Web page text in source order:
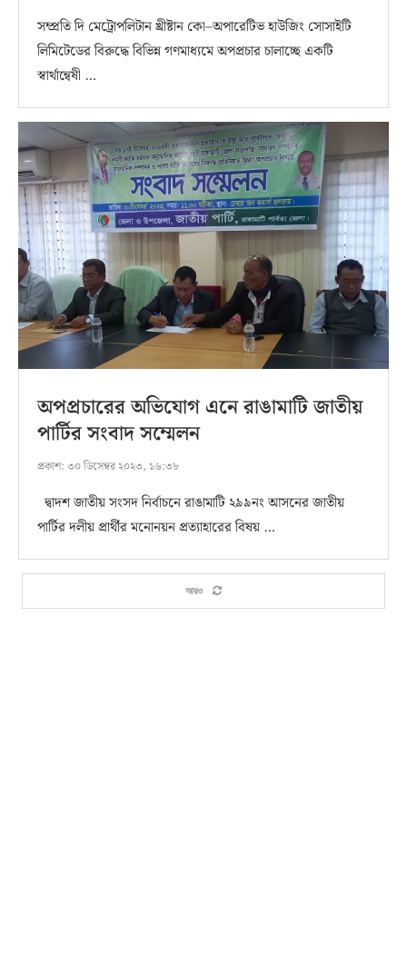
সম্প্রতি দি মেট্রোপলিটান খ্রীষ্টান কো–অপারেটিভ হাউজিং সোসাইটি
লিমিটেডের বিরুদ্ধে বিভিন্ন গণমাধ্যমে অপপ্রচার চালাচ্ছে একটি
স্বার্থান্বেষী …
অপপ্রচারের অভিযোগ এনে রাঙামাটি জাতীয়
পার্টির সংবাদ সম্মেলন
প্রকাশ: ৩০ ডিসেম্বর ২০২৩, ১৬:৩৮
দ্বাদশ জাতীয় সংসদ নির্বাচনে রাঙামাটি ২৯৯নং আসনের জাতীয়
পার্টির দলীয় প্রার্থীর মনোনয়ন প্রত্যাহারের বিষয় …
আরও